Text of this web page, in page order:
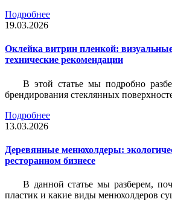
Подробнее
19.03.2026
Оклейка витрин пленкой:
технические рекомендации
В этой статье мы подробно
брендирования стеклянных
Подробнее
13.03.2026
Деревянные менюхолдеры:
ресторанном бизнесе
В данной статье мы разберем,
пластик и какие виды менюхолдеров